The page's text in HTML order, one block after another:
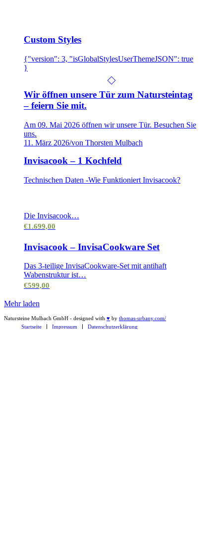
Custom Styles
{"version": 3, "isGlobalStylesUserThemeJSON": true
}
Wir öffnen unsere Tür zum Natursteintag
– feiern Sie mit.
Am 09. Mai 2026 öffnen wir unsere Tür. Besuchen Sie
uns.
11. März 2026/von Thorsten Mulbach
Invisacook – 1 Kochfeld
Technischen Daten -Wie Funktioniert Invisacook?
Die Invisacook…
€1.699,00
Invisacook – InvisaCookware Set
Das 3-teilige InvisaCookware-Set mit antihaft
Wabenstruktur ist…
€599,00
Mehr laden
Natursteine Mulbach GmbH - designed with ♥ by thomas-urbany.com/
Startseite
Impressum Datenschutzerklärung